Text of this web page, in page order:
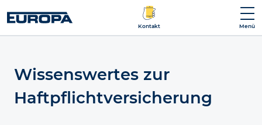
Kontakt Menü
Wissenswertes zur
Haftpflichtversicherung